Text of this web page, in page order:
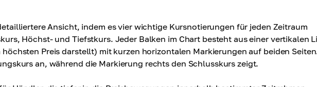
Ansicht, indem es vier wichtige Kursnotierungen für jeden Zeitraum
Höchst- und Tiefstkurs. Jeder Balken im Chart besteht aus einer vertikalen
Preis darstellt) mit kurzen horizontalen Markierungen auf beiden
an, während die Markierung rechts den Schlusskurs zeigt.